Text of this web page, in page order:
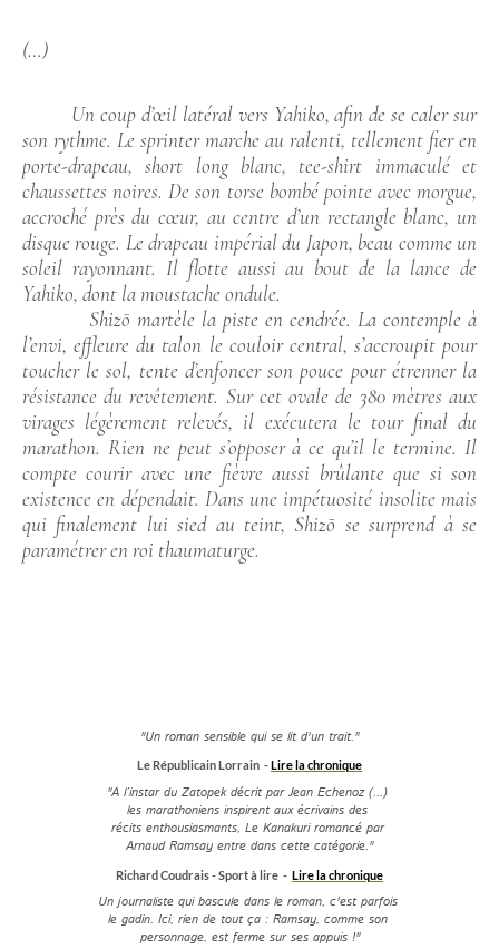
(…)
Un coup d’œil latéral vers Yahiko, afin de se caler sur
son rythme. Le sprinter marche au ralenti, tellement fier en
porte-drapeau, short long blanc, tee-shirt immaculé et
chaussettes noires. De son torse bombé pointe avec morgue,
accroché près du cœur, au centre d’un rectangle blanc, un
disque rouge. Le drapeau impérial du Japon, beau comme un
soleil rayonnant. Il flotte aussi au bout de la lance de
Yahiko, dont la moustache ondule.
Shizō martèle la piste en cendrée. La contemple à
l’envi, effleure du talon le couloir central, s’accroupit pour
toucher le sol, tente d’enfoncer son pouce pour étrenner la
résistance du revêtement. Sur cet ovale de 380 mètres aux
virages légèrement relevés, il exécutera le tour final du
marathon. Rien ne peut s’opposer à ce qu’il le termine. Il
compte courir avec une fièvre aussi brûlante que si son
existence en dépendait. Dans une impétuosité insolite mais
qui finalement lui sied au teint, Shizō se surprend à se
paramétrer en roi thaumaturge.
"Un roman sensible qui se lit d'un trait."
Le Républicain Lorrain -Lire la chronique
"A l’instar du Zatopek décrit par Jean Echenoz (...)
les marathoniens inspirent aux écrivains des
récits enthousiasmants, Le Kanakuri romancé par
Arnaud Ramsay entre dans cette catégorie."
Richard Coudrais - Sport à lire - Lire la chronique
Un journaliste qui bascule dans le roman, c'est parfois
le gadin. Ici, rien de tout ça : Ramsay, comme son
personnage, est ferme sur ses appuis !"